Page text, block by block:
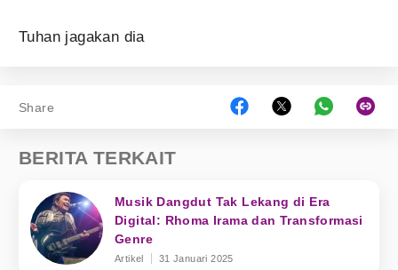
Tuhan jagakan dia
Share
BERITA TERKAIT
Musik Dangdut Tak Lekang di Era
Digital: Rhoma Irama dan Transformasi
Genre
Artikel 31 Januari 2025